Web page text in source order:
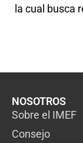
la cual busca
NOSOTROS
Sobre el IMEF
Consejo